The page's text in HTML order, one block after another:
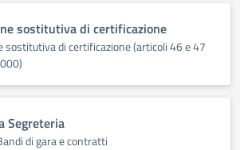
sostitutiva di certificazione
sostitutiva di certificazione (articoli 46 e 47
Segreteria
di gara e contratti